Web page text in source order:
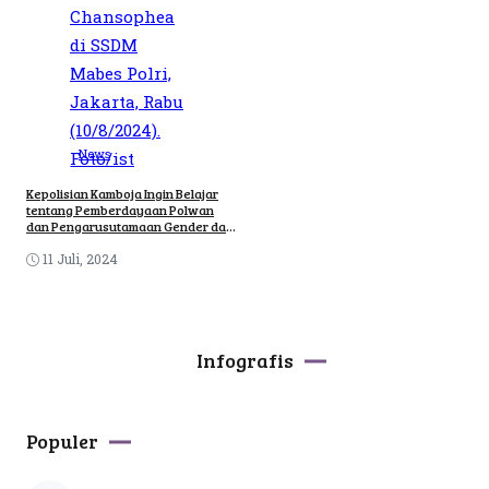
News
Kepolisian Kamboja Ingin Belajar
tentang Pemberdayaan Polwan
dan Pengarusutamaan Gender dari
11 Juli, 2024
Infografis
Populer